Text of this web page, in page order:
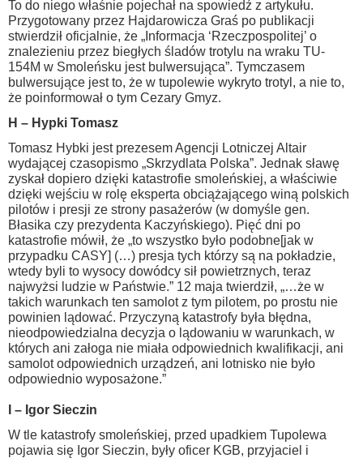
To do niego właśnie pojechał na spowiedź z artykułu.
Przygotowany przez Hajdarowicza Graś po publikacji
stwierdził oficjalnie, że „Informacja ‘Rzeczpospolitej’ o
znalezieniu przez biegłych śladów trotylu na wraku TU-
154M w Smoleńsku jest bulwersująca”. Tymczasem
bulwersujące jest to, że w tupolewie wykryto trotyl, a nie to,
że poinformował o tym Cezary Gmyz.
H – Hypki Tomasz
Tomasz Hybki jest prezesem Agencji Lotniczej Altair
wydającej czasopismo „Skrzydlata Polska”. Jednak sławę
zyskał dopiero dzięki katastrofie smoleńskiej, a właściwie
dzięki wejściu w rolę eksperta obciążającego winą polskich
pilotów i presji ze strony pasażerów (w domyśle gen.
Błasika czy prezydenta Kaczyńskiego). Pięć dni po
katastrofie mówił, że „to wszystko było podobne[jak w
przypadku CASY] (…) presja tych którzy są na pokładzie,
wtedy byli to wysocy dowódcy sił powietrznych, teraz
najwyżsi ludzie w Państwie.” 12 maja twierdził, „…że w
takich warunkach ten samolot z tym pilotem, po prostu nie
powinien lądować. Przyczyną katastrofy była błędna,
nieodpowiedzialna decyzja o lądowaniu w warunkach, w
których ani załoga nie miała odpowiednich kwalifikacji, ani
samolot odpowiednich urządzeń, ani lotnisko nie było
odpowiednio wyposażone.”
I – Igor Sieczin
W tle katastrofy smoleńskiej, przed upadkiem Tupolewa
pojawia się Igor Sieczin, były oficer KGB, przyjaciel i